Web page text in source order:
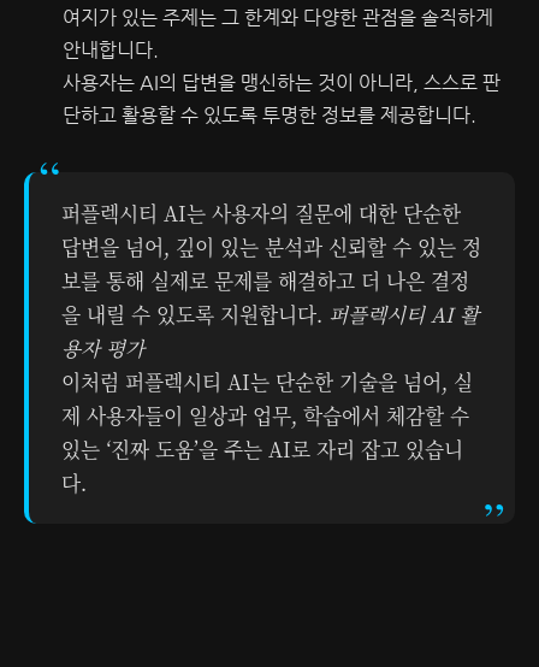
여지가 있는 주제는 그 한계와 다양한 관점을 솔직하게
안내합니다.
사용자는 AI의 답변을 맹신하는 것이 아니라, 스스로 판
단하고 활용할 수 있도록 투명한 정보를 제공합니다.
퍼플렉시티 AI는 사용자의 질문에 대한 단순한
답변을 넘어, 깊이 있는 분석과 신뢰할 수 있는 정
보를 통해 실제로 문제를 해결하고 더 나은 결정
을 내릴 수 있도록 지원합니다. 퍼플렉시티 AI 활
용자 평가
이처럼 퍼플렉시티 AI는 단순한 기술을 넘어, 실
제 사용자들이 일상과 업무, 학습에서 체감할 수
있는 ‘진짜 도움’을 주는 AI로 자리 잡고 있습니
다.